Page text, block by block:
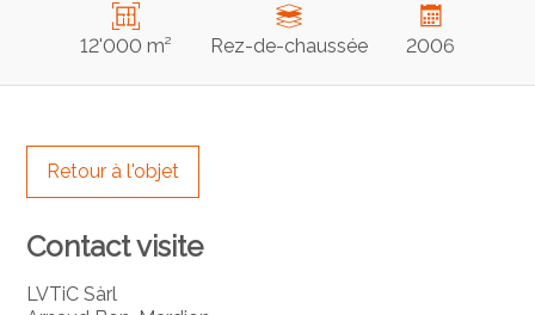
12'000 m² Rez-de-chaussée 2006
Retour à l'objet
Contact visite
LVTiC Sàrl